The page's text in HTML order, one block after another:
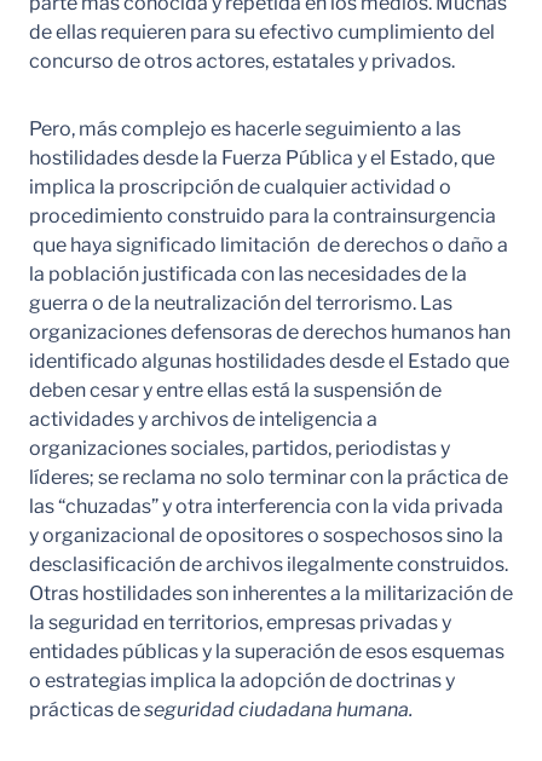
de ellas requieren para su efectivo cumplimiento del
concurso de otros actores, estatales y privados.
Pero, más complejo es hacerle seguimiento a las
hostilidades desde la Fuerza Pública y el Estado, que
implica la proscripción de cualquier actividad o
procedimiento construido para la contrainsurgencia
que haya significado limitación de derechos o daño a
la población justificada con las necesidades de la
guerra o de la neutralización del terrorismo. Las
organizaciones defensoras de derechos humanos han
identificado algunas hostilidades desde el Estado que
deben cesar y entre ellas está la suspensión de
actividades y archivos de inteligencia a
organizaciones sociales, partidos, periodistas y
líderes; se reclama no solo terminar con la práctica de
las “chuzadas” y otra interferencia con la vida privada
y organizacional de opositores o sospechosos sino la
desclasificación de archivos ilegalmente construidos.
Otras hostilidades son inherentes a la militarización de
la seguridad en territorios, empresas privadas y
entidades públicas y la superación de esos esquemas
o estrategias implica la adopción de doctrinas y
prácticas deseguridad ciudadana humana.